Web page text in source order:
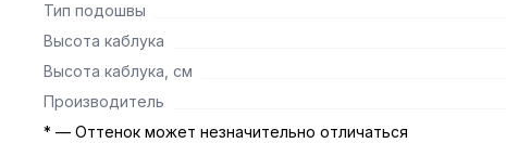
Тип подошвы
Высота каблука
Высота каблука, см
Производитель
* — Оттенок может незначительно отличаться